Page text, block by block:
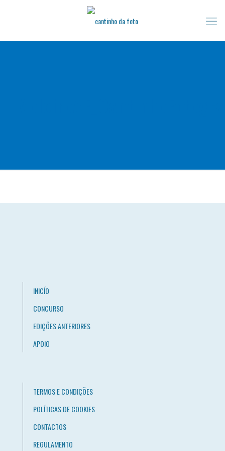
INICÍO
CONCURSO
EDIÇÕES ANTERIORES
APOIO
TERMOS E CONDIÇÕES
POLÍTICAS DE COOKIES
CONTACTOS
REGULAMENTO